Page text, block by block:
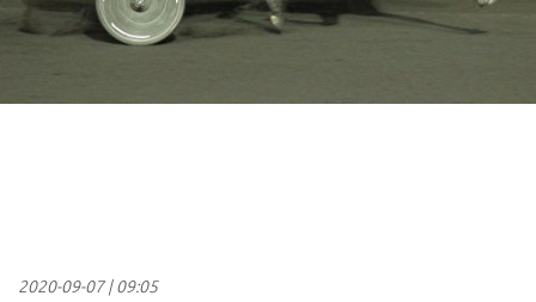
2020-09-07|09:05